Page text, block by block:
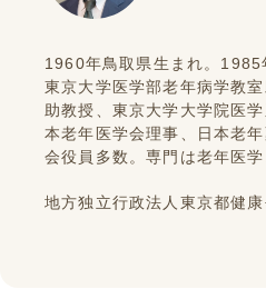
1960年鳥取県生まれ。1985
東京大学医学部老年病学教
助教授、東京大学大学院医
本老年医学会理事、日本老
会役員多数。専門は老年医
地方独立行政法人東京都健